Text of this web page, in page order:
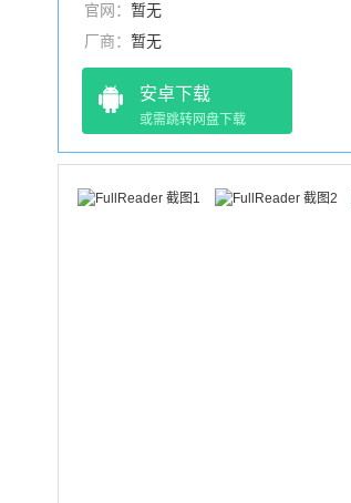
官网： 暂无
厂商： 暂无
安卓下载
或需跳转网盘下载